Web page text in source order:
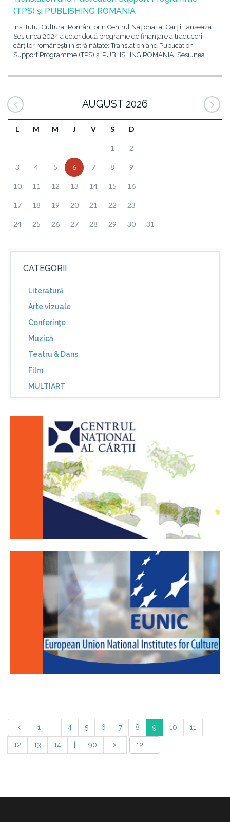
(TPS) și PUBLISHING ROMANIA
Institutul Cultural Român, prin Centrul Național al Cărții, lansează
Sesiunea 2024 a celor două programe de finanțare a traducerii
cărților românești în străinătate: Translation and Publication
Support Programme (TPS) și PUBLISHING ROMANIA. Sesiunea
AUGUST 2026
L M M J V S D
1 2
3 4 5 6 7 8 9
10 11 12 13 14 15 16
17 18 19 20 21 22 23
24 25 26 27 28 29 30 31
CATEGORII
Literatură
Arte vizuale
Conferinţe
Muzică
Teatru & Dans
Film
MULTIART
1 4 5 6 7 8 9 10 11
12 13 14 90